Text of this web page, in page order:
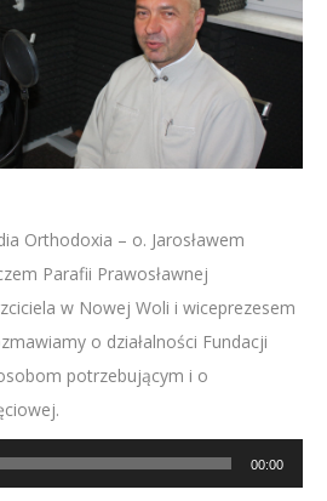
Orthodoxia – o. Jarosławem
Parafii Prawosławnej
w Nowej Woli i wiceprezesem
o działalności Fundacji
potrzebującym i o
00:00